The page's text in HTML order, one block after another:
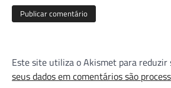
Este site utiliza o Akismet para reduzir
seus dados em comentários são